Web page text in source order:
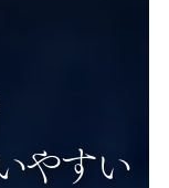
やすい